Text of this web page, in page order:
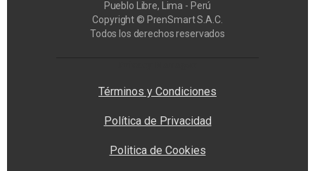
Pueblo Libre, Lima - Perú
Copyright © PrenSmart S.A.C.
Todos los derechos reservados
Términos y Condiciones
Política de Privacidad
Politica de Cookies